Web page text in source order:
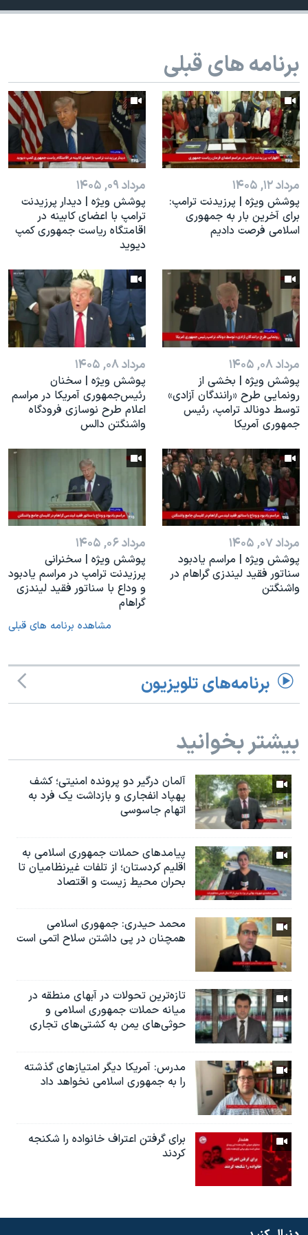
همایش محافظه‌کاران آمریکا «سی‌پک»
سفر پرزیدنت ترامپ به چین
برنامه های قبلی
مرداد ۱۲, ۱۴۰۵
پوشش ویژه | پرزیدنت ترامپ:
برای آخرین بار به جمهوری
اسلامی فرصت دادیم
مرداد ۰۹, ۱۴۰۵
پوشش ویژه | دیدار پرزیدنت
ترامپ با اعضای کابینه در
اقامتگاه ریاست جمهوری کمپ
دیوید
مرداد ۰۸, ۱۴۰۵
پوشش ویژه | بخشی از
رونمایی طرح «رانندگان آزادی»
توسط دونالد ترامپ، رئیس
جمهوری آمریکا
مرداد ۰۸, ۱۴۰۵
پوشش ویژه | سخنان
رئيس‌جمهوری آمریکا در مراسم
اعلام طرح نوسازی فرودگاه
واشنگتن دالس
مرداد ۰۷, ۱۴۰۵
پوشش ویژه | مراسم یادبود
سناتور فقید لیندزی گراهام در
واشنگتن
مرداد ۰۶, ۱۴۰۵
پوشش ویژه | سخنرانی
پرزیدنت ترامپ در مراسم یادبود
و وداع با سناتور فقید لیندزی
گراهام
مشاهده برنامه های قبلی
برنامه‌های تلویزیون
بیشتر بخوانید
آلمان درگیر دو پرونده امنیتی؛ کشف
پهپاد انفجاری و بازداشت یک فرد به
اتهام جاسوسی
پیامدهای حملات جمهوری اسلامی به
اقلیم کردستان؛ از تلفات غیرنظامیان تا
بحران محیط زیست و اقتصاد
محمد حیدری: جمهوری اسلامی
همچنان در‌ پی داشتن سلاح اتمی است
تازه‌ترین‌ تحولات در آبهای منطقه در
میانه حملات جمهوری اسلامی و
حوثی‌های یمن به کشتی‌های تجاری
مدرس: آمریکا دیگر امتیازهای گذشته
را به جمهوری اسلامی نخواهد داد
براى گرفتن اعتراف خانواده را شكنجه
کردند